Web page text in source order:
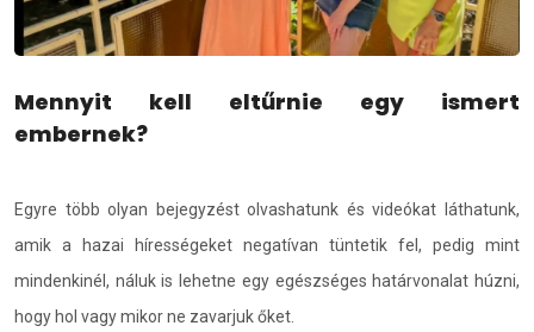
Mennyit kell eltűrnie egy ismert
embernek?
Egyre több olyan bejegyzést olvashatunk és videókat láthatunk,
amik a hazai hírességeket negatívan tüntetik fel, pedig mint
mindenkinél, náluk is lehetne egy egészséges határvonalat húzni,
hogy hol vagy mikor ne zavarjuk őket.